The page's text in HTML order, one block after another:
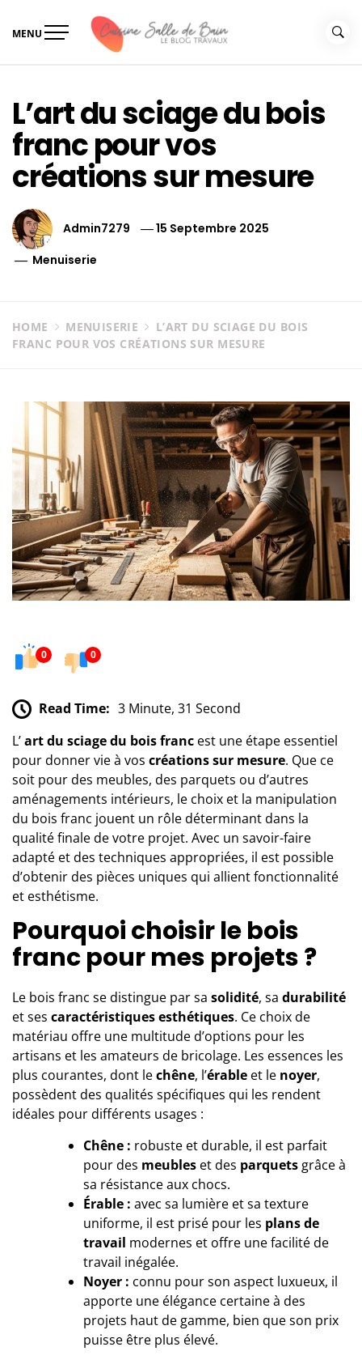
MENU
L’art du sciage du bois
franc pour vos
créations sur mesure
Admin7279
15 Septembre 2025
Menuiserie
HOME MENUISERIE
L’ART DU SCIAGE DU BOIS
FRANC POUR VOS CRÉATIONS SUR MESURE
0 0
Read Time: 3 Minute, 31 Second
L’art du sciage du bois franc est une étape essentiel
pour donner vie à vos créations sur mesure. Que ce
soit pour des meubles, des parquets ou d’autres
aménagements intérieurs, le choix et la manipulation
du bois franc jouent un rôle déterminant dans la
qualité finale de votre projet. Avec un savoir-faire
adapté et des techniques appropriées, il est possible
d’obtenir des pièces uniques qui allient fonctionnalité
et esthétisme.
Pourquoi choisir le bois
franc pour mes projets ?
Le bois franc se distingue par sa solidité, sa durabilité
et ses caractéristiques esthétiques. Ce choix de
matériau offre une multitude d’options pour les
artisans et les amateurs de bricolage. Les essences les
plus courantes, dont lechêne, l’érable et le noyer,
possèdent des qualités spécifiques qui les rendent
idéales pour différents usages :
Chêne : robuste et durable, il est parfait
pour des meubles et des parquetsgrâce à
sa résistance aux chocs.
Érable : avec sa lumière et sa texture
uniforme, il est prisé pour les plans de
travail modernes et offre une facilité de
travail inégalée.
Noyer : connu pour son aspect luxueux, il
apporte une élégance certaine à des
projets haut de gamme, bien que son prix
puisse être plus élevé.